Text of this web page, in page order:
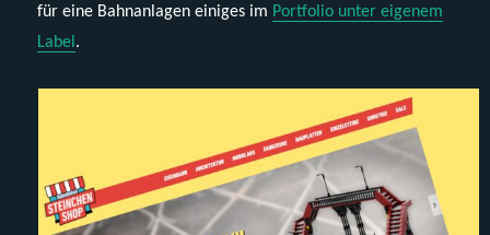
für eine Bahnanlagen einiges im Portfolio unter eigenem
Label .